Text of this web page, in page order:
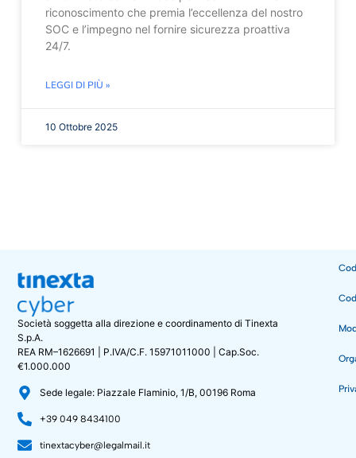
riconoscimento che premia l’eccellenza del nostro
SOC e l’impegno nel fornire sicurezza proattiva
24/7.
LEGGI DI PIÙ »
10 Ottobre 2025
Società soggetta alla direzione e coordinamento di Tinexta
S.p.A.
REA RM–1626691 | P.IVA/C.F. 15971011000 | Cap.Soc.
€1.000.000
Sede legale: Piazzale Flaminio, 1/B, 00196 Roma
+39 049 8434100
tinextacyber@legalmail.it